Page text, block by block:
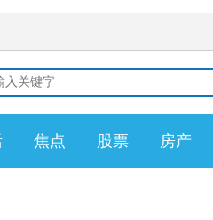
焦点 股票 房产